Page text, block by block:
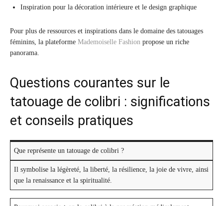
Inspiration pour la décoration intérieure et le design graphique
Pour plus de ressources et inspirations dans le domaine des tatouages
féminins, la plateforme Mademoiselle Fashion propose un riche
panorama.
Questions courantes sur le
tatouage de colibri : significations
et conseils pratiques
Que représente un tatouage de colibri ?
Il symbolise la légèreté, la liberté, la résilience, la joie de vivre, ainsi
que la renaissance et la spiritualité.